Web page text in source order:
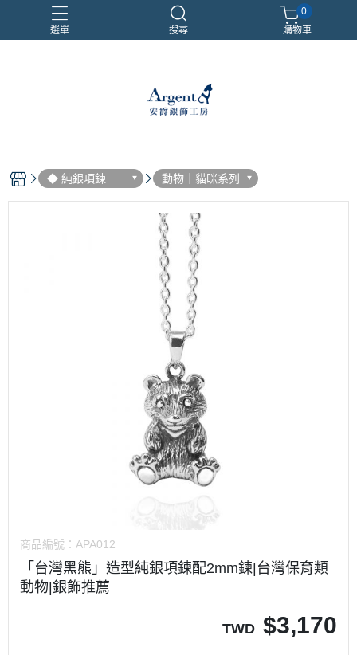
選單 搜尋
扁鍊 照片項鍊
0
購物車
◆ 純銀項鍊 動物｜貓咪系列
商品編號： APA012
「台灣黑熊」造型純銀項鍊配2mm鍊|台灣保育類
動物|銀飾推薦
TWD $3,170